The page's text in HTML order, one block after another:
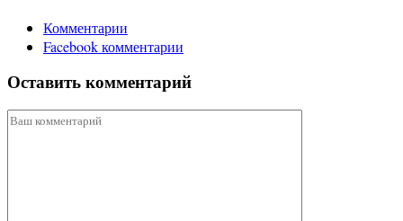
Комментарии
Facebook комментарии
Оставить комментарий